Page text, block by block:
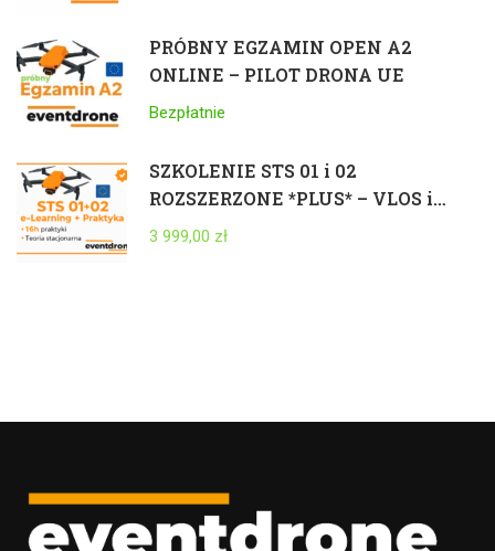
PRÓBNY EGZAMIN OPEN A2
ONLINE – PILOT DRONA UE
Bezpłatnie
SZKOLENIE STS 01 i 02
ROZSZERZONE *PLUS* – VLOS i
BVLOS 25kg – ELEARNING +
3 999,00 zł